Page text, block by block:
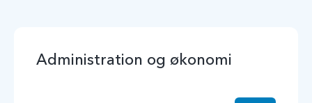
Administration og økonomi